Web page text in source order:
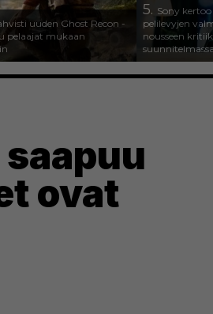
uuden Ghost Recon -
pelaajat mukaan
5. Sony
pelilevyjen
nousseen
ovat